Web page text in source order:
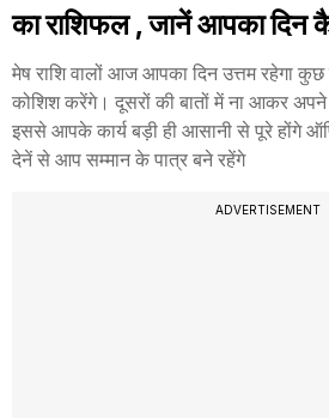
का राशिफल , जानें आपका दिन
मेष राशि वालों आज आपका दिन उत्तम रहेगा
कोशिश करेंगे। दूसरों की बातों में ना आकर अपने
इससे आपके कार्य बड़ी ही आसानी से पूरे होंगे
देनें से आप सम्मान के पात्र बने रहेंगे
ADVERTISEMENT